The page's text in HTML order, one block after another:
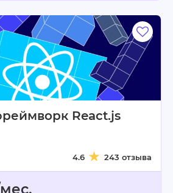
React.js
4.6 243 отзыва